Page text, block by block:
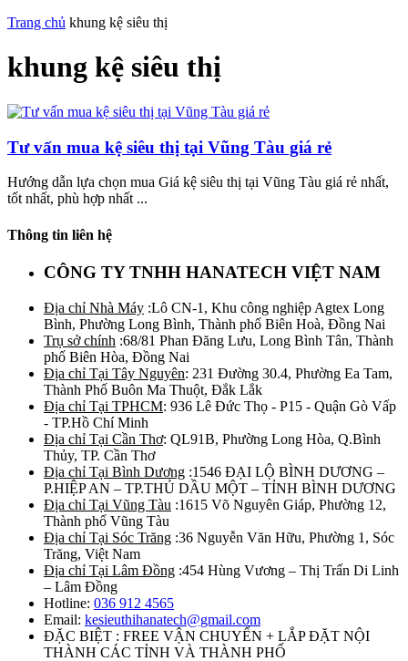
Trang chủ khung kệ siêu thị
khung kệ siêu thị
Tư vấn mua kệ siêu thị tại Vũng Tàu giá rẻ
Hướng dẫn lựa chọn mua Giá kệ siêu thị tại Vũng Tàu giá rẻ nhất,
tốt nhất, phù hợp nhất ...
Thông tin liên hệ
CÔNG TY TNHH HANATECH VIỆT NAM
Địa chỉ Nhà Máy :Lô CN-1, Khu công nghiệp Agtex Long
Bình, Phường Long Bình, Thành phố Biên Hoà, Đồng Nai
Trụ sở chính :68/81 Phan Đăng Lưu, Long Bình Tân, Thành
phố Biên Hòa, Đồng Nai
Địa chỉ Tại Tây Nguyên: 231 Đường 30.4, Phường Ea Tam,
Thành Phố Buôn Ma Thuột, Đắk Lắk
Địa chỉ Tại TPHCM: 936 Lê Đức Thọ - P15 - Quận Gò Vấp
- TP.Hồ Chí Minh
Địa chỉ Tại Cần Thơ: QL91B, Phường Long Hòa, Q.Bình
Thủy, TP. Cần Thơ
Địa chỉ Tại Bình Dương :1546 ĐẠI LỘ BÌNH DƯƠNG –
P.HIỆP AN – TP.THỦ DẦU MỘT – TỈNH BÌNH DƯƠNG
Địa chỉ Tại Vũng Tàu :1615 Võ Nguyên Giáp, Phường 12,
Thành phố Vũng Tàu
Địa chỉ Tại Sóc Trăng :36 Nguyễn Văn Hữu, Phường 1, Sóc
Trăng, Việt Nam
Địa chỉ Tại Lâm Đồng :454 Hùng Vương – Thị Trấn Di Linh
– Lâm Đồng
Hotline: 036 912 4565
Email: kesieuthihanatech@gmail.com
ĐẶC BIỆT : FREE VẬN CHUYỂN + LẮP ĐẶT NỘI
THÀNH CÁC TỈNH VÀ THÀNH PHỐ